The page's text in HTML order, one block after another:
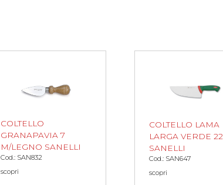
COLTELLO
GRANAPAVIA 7
M/LEGNO SANELLI
Cod.: SAN832
scopri
COLTELLO LAMA
LARGA VERDE 22
SANELLI
Cod.: SAN647
scopri